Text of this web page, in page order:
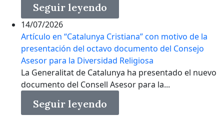
Seguir leyendo
14/07/2026
Artículo en “Catalunya Cristiana” con motivo de la
presentación del octavo documento del Consejo
Asesor para la Diversidad Religiosa
La Generalitat de Catalunya ha presentado el nuevo
documento del Consell Asesor para la...
Seguir leyendo